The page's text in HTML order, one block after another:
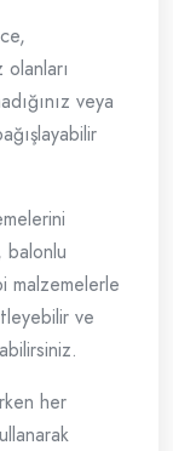
veya
malzemelerle
ve
her